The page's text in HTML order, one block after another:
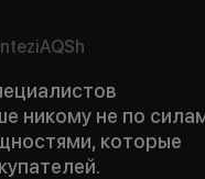
AQSh
никому не по
которые